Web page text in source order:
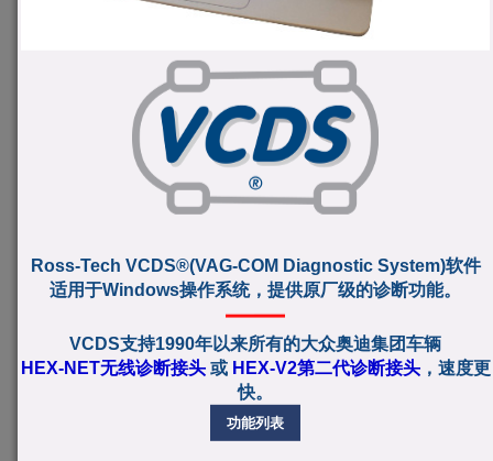
Ross-Tech VCDS®(VAG-COM Diagnostic System)软件
适用于Windows操作系统，提供原厂级的诊断功能。
VCDS支持1990年以来所有的大众奥迪集团车辆
HEX-NET无线诊断接头或 HEX-V2第二代诊断接头，速度更
快。
功能列表